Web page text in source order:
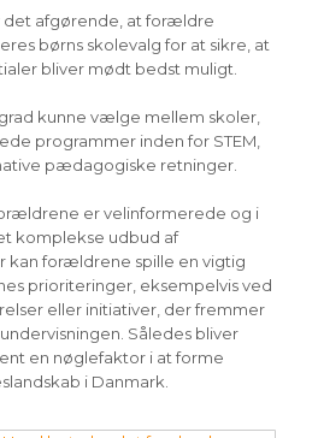
det afgørende, at forældre
børns skolevalg for at sikre, at
bliver mødt bedst muligt.
kunne vælge mellem skoler,
programmer inden for STEM,
pædagogiske retninger.
er velinformerede og i
komplekse udbud af
kan forældrene spille en vigtig
prioriteringer, eksempelvis ved
eller initiativer, der fremmer
Således bliver
en nøglefaktor i at forme
i Danmark.